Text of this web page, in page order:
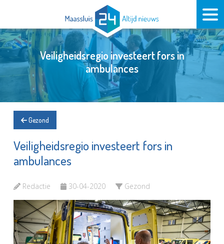
Veiligheidsregio investeert fors in
ambulances
Gezond
Veiligheidsregio investeert fors in
ambulances
Redactie 30-04-2020 Gezond